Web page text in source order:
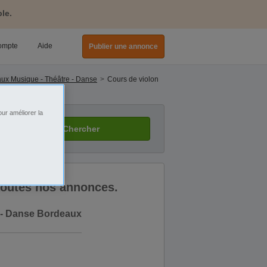
Aide Publier une annonce
Musique - Théâtre - Danse
Cours de violon
Chercher
nos annonces.
Danse Bordeaux
améliorer la